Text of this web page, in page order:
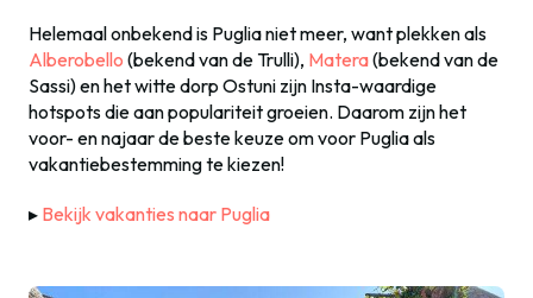
Helemaal onbekend is Puglia niet meer, want plekken als
Alberobello (bekend van de Trulli), Matera(bekend van de
Sassi) en het witte dorp Ostuni zijn Insta-waardige
hotspots die aan populariteit groeien. Daarom zijn het
voor- en najaar de beste keuze om voor Puglia als
vakantiebestemming te kiezen!
▸ Bekijk vakanties naar Puglia